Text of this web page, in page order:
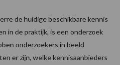
de huidige beschikbare kennis
in de praktijk, is een onderzoek
onderzoekers in beeld
er zijn, welke kennisaanbieders